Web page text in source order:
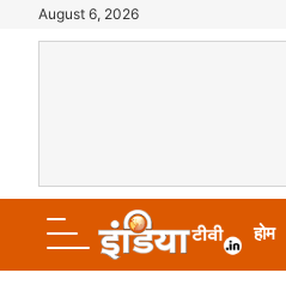
August 6, 2026
होम